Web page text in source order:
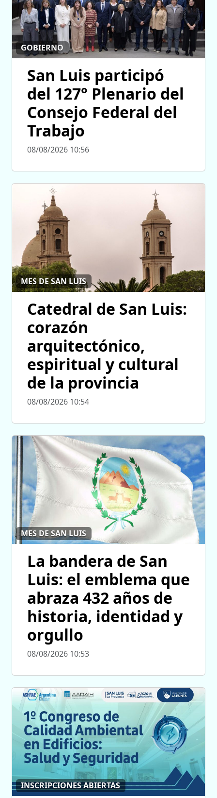
GOBIERNO
San Luis participó
del 127° Plenario del
Consejo Federal del
Trabajo
08/08/2026 10:56
MES DE SAN LUIS
Catedral de San Luis:
corazón
arquitectónico,
espiritual y cultural
de la provincia
08/08/2026 10:54
MES DE SAN LUIS
La bandera de San
Luis: el emblema que
abraza 432 años de
historia, identidad y
orgullo
08/08/2026 10:53
INSCRIPCIONES ABIERTAS